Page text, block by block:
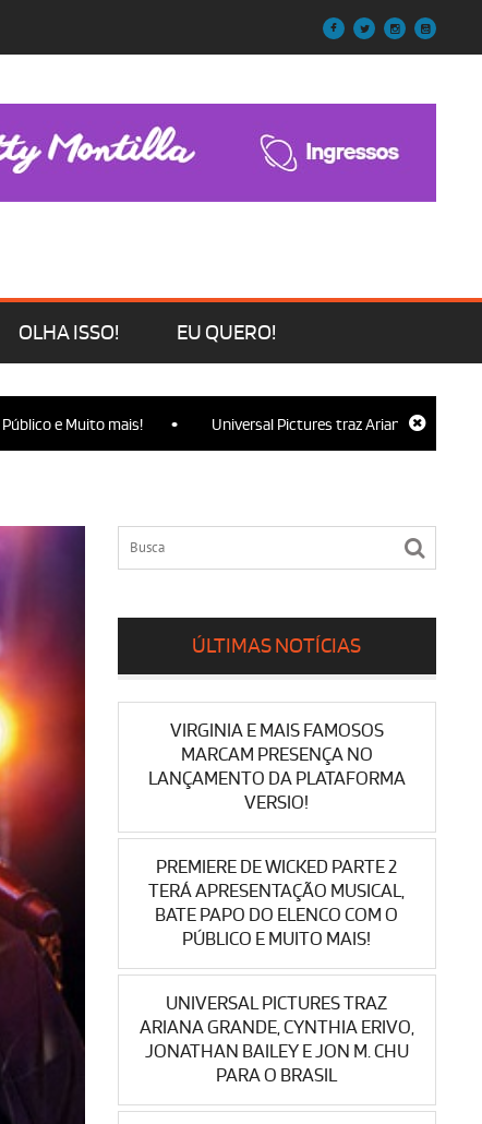
OLHA ISSO! EU QUERO!
e Muito mais! • Universal Pictures traz Ariana Grande, Cynthia
ÚLTIMAS NOTÍCIAS
VIRGINIA E MAIS FAMOSOS
MARCAM PRESENÇA NO
LANÇAMENTO DA PLATAFORMA
VERSIO!
PREMIERE DE WICKED PARTE 2
TERÁ APRESENTAÇÃO MUSICAL,
BATE PAPO DO ELENCO COM O
PÚBLICO E MUITO MAIS!
UNIVERSAL PICTURES TRAZ
ARIANA GRANDE, CYNTHIA ERIVO,
JONATHAN BAILEY E JON M. CHU
PARA O BRASIL